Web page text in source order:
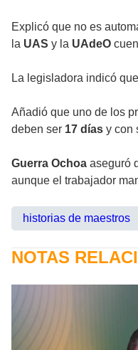
Explicó que no es
la UAS y la UAdeO
La legisladora indicó
Añadió que uno de los
deben ser 17 días y con
Guerra Ochoa aseguró
aunque el trabajador
historias de maestros
NOTAS